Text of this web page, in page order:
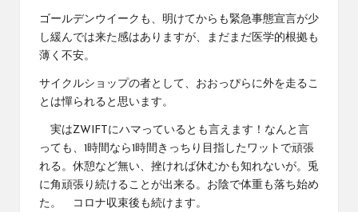
ゴールデンウイークも、明けてからも緊急事態宣言が少
し緩んでは来た感はありますが、まだまだ医学的根拠も
薄く不安。
サイクルショップの者として、おおっぴらに外を走るこ
とは憚られると思います。
実はZWIFTにハマっているとも言えます！なんと言
っても、1時間なら1時間きっちり目指したワットで頑張
れる。休憩など無い、挫ければ休むかも知れないが。兎
に角頑張り続けることが出来る。お陰で体重も落ち始め
た。 コロナ収束後も続けます。